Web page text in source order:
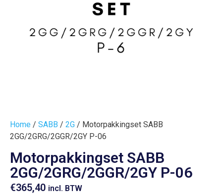
Home / SABB / 2G / Motorpakkingset SABB
2GG/2GRG/2GGR/2GY P-06
Motorpakkingset SABB
2GG/2GRG/2GGR/2GY P-06
€365,40 incl. BTW